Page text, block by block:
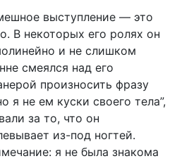
выступление — это
В некоторых его ролях он
и не слишком
смеялся над его
произносить фразу
я не ем куски своего тела”,
за то, что он
из-под ногтей.
я не была знакома